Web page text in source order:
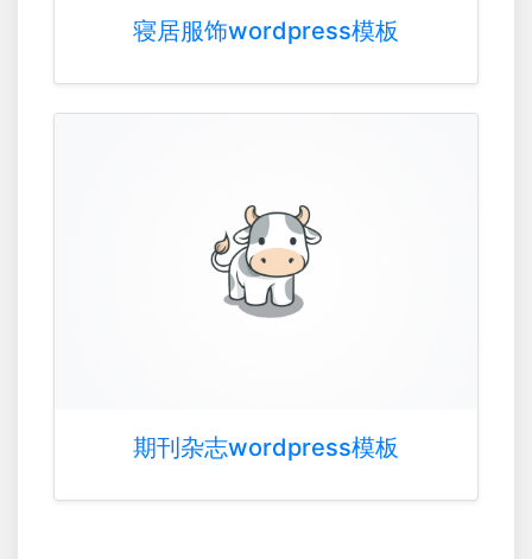
寝居服饰wordpress模板
期刊杂志wordpress模板